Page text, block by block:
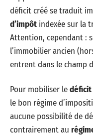
déficit créé se traduit
d’impôt indexée sur la
Attention, cependant :
l’immobilier ancien
entrent dans le champ
Pour mobiliser le
le bon régime
aucune possibilité de
contrairement au